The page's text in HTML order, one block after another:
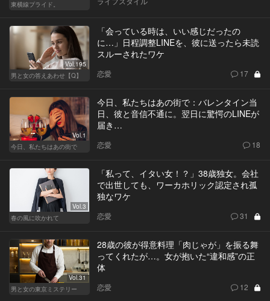
東横線プライド。
Vol.195
男と女の答えあわせ【Q】
「会っている時は、いい感じだったの
に…」日程調整LINEを、彼に送ったら未読
スルーされたワケ
恋愛 17
Vol.1
今日、私たちはあの街で
今日、私たちはあの街で：バレンタイン当
日、彼と音信不通に。翌日に驚愕のLINEが
届き…
恋愛 18
Vol.3
春の風に吹かれて
「私って、イタい女！？」38歳独女。会社
で出世しても、ワーカホリック認定され孤
独なワケ
恋愛 31
Vol.31
男と女の東京ミステリー
28歳の彼が得意料理「肉じゃが」を振る舞
ってくれたが…。女が抱いた“違和感”の正
体
恋愛 12